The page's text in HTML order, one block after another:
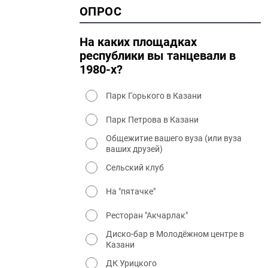
2000 промышленность
2000 культура
ОПРОС
На каких площадках
республики вы танцевали в
1980-х?
Парк Горького в Казани
Парк Петрова в Казани
Общежитие вашего вуза (или вуза
ваших друзей)
Сельский клуб
На "пятачке"
Ресторан "Акчарлак"
Диско-бар в Молодёжном центре в
Казани
ДК Урицкого